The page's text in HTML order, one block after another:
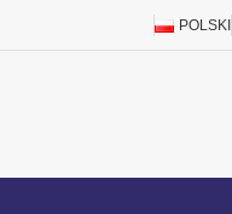
POLSKI